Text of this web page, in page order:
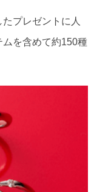
プレゼントに人
を含めて約150種